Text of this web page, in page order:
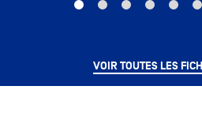
VOIR TOUTES LES